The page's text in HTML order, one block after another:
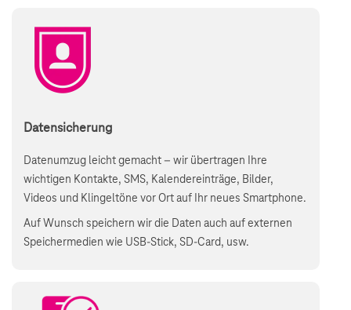
Datensicherung
Datenumzug leicht gemacht – wir übertragen Ihre
wichtigen Kontakte, SMS, Kalendereinträge, Bilder,
Videos und Klingeltöne vor Ort auf Ihr neues Smartphone.
Auf Wunsch speichern wir die Daten auch auf externen
Speichermedien wie USB-Stick, SD-Card, usw.